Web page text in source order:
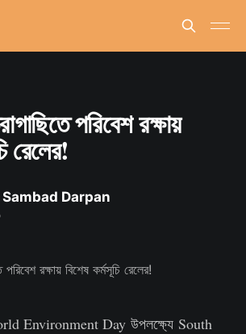
পরিবেশ রক্ষায়
রেলের!
Darpan
Environment Day উপলক্ষ্যে South